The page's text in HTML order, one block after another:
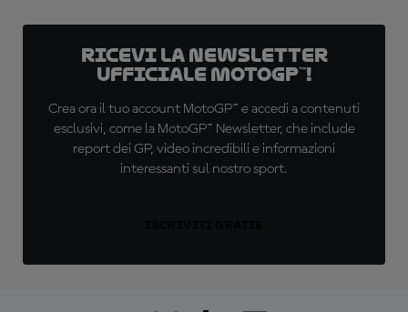
Ricevi la newsletter
ufficiale MotoGP™!
Crea ora il tuo account MotoGP™ e accedi a contenuti
esclusivi, come la MotoGP™ Newsletter, che include
report dei GP, video incredibili e informazioni
interessanti sul nostro sport.